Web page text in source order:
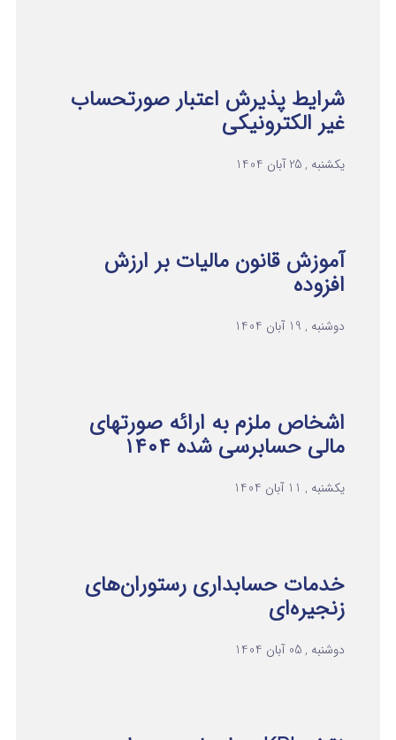
شرایط پذیرش اعتبار صورتحساب
غیر الکترونیکی
یکشنبه , 25 آبان 1404
آموزش قانون مالیات بر ارزش
افزوده
دوشنبه , 19 آبان 1404
اشخاص ملزم به ارائه صورتهای
مالی حسابرسی شده ۱۴۰۴
یکشنبه , 11 آبان 1404
خدمات حسابداری رستوران‌های
زنجیره‌ای
دوشنبه , 05 آبان 1404